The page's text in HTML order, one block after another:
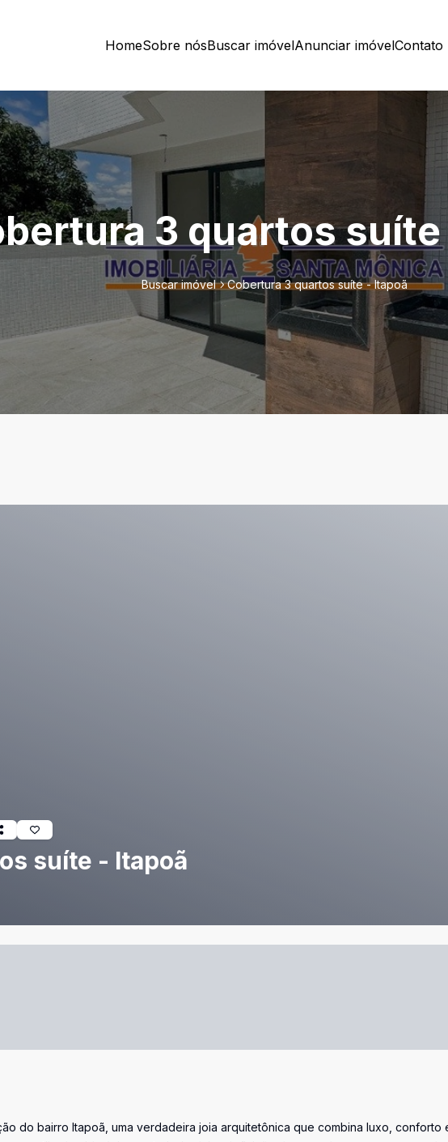
HomeSobre nósBuscar imóvelAnunciar imóvelContato
3 quartos
Buscar imóvel Cobertura 3 quartos suíte - Itapoã
suíte - Itapoã
do bairro Itapoã, uma verdadeira joia arquitetônica que combina luxo, conforto